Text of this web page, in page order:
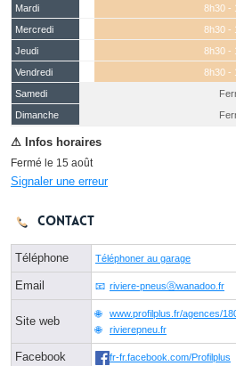
Mardi
8h30 -
Mercredi
8h30 -
Jeudi
8h30 -
Vendredi
8h30 -
Samedi
(15 août)
Dimanche
Fermé le 15 août
Signaler une erreur
Contact
Téléphone Téléphoner au garage
Email riviere-pneusⓐwanadoo.fr
Site web
www.profilplus.fr/agences/
rivierepneu.fr
Facebook fr-fr.facebook.com/Profilplus